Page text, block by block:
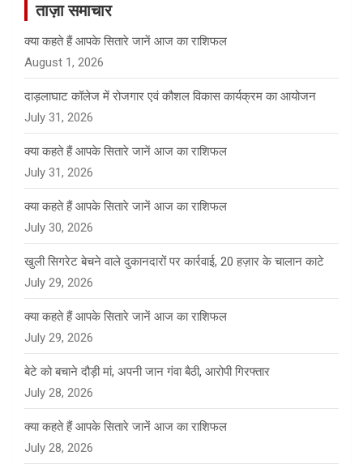
ताज़ा समाचार
क्या कहते हैं आपके सितारे जानें आज का राशिफल
August 1, 2026
दाड़लाघाट कॉलेज में रोजगार एवं कौशल विकास कार्यक्रम का आयोजन
July 31, 2026
क्या कहते हैं आपके सितारे जानें आज का राशिफल
July 31, 2026
क्या कहते हैं आपके सितारे जानें आज का राशिफल
July 30, 2026
खुली सिगरेट बेचने वाले दुकानदारों पर कार्रवाई, 20 हज़ार के चालान काटे
July 29, 2026
क्या कहते हैं आपके सितारे जानें आज का राशिफल
July 29, 2026
बेटे को बचाने दौड़ी मां, अपनी जान गंवा बैठी, आरोपी गिरफ्तार
July 28, 2026
क्या कहते हैं आपके सितारे जानें आज का राशिफल
July 28, 2026